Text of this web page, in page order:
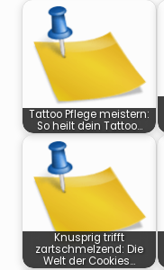
Tattoo Pflege meistern:
So heilt dein Tattoo…
Knusprig trifft
zartschmelzend: Die
Welt der Cookies…